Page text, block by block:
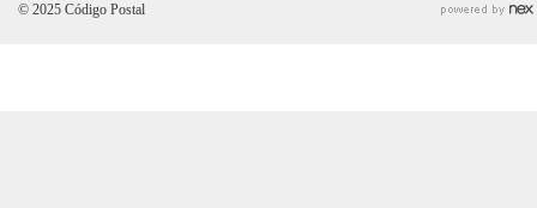
© 2025 Código Postal